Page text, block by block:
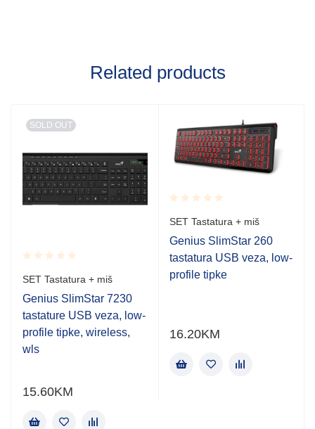
Related products
SOLD OUT
Rated
0.001
out
of
5
SET Tastatura + miš
Genius SlimStar 7230
tastature USB veza, low-
profile tipke, wireless,
wls
15.60KM
Rated
0.001
out
of
5
SET Tastatura + miš
Genius SlimStar 260
tastatura USB veza, low-
profile tipke
16.20KM